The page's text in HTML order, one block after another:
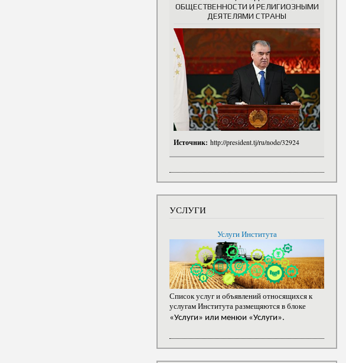
ОБЩЕСТВЕННОСТИ И РЕЛИГИОЗНЫМИ
ДЕЯТЕЛЯМИ СТРАНЫ
Источник: http://president.tj/ru/node/32924
УСЛУГИ
Услуги Института
Список услуг и объявлений относящихся к
услугам Института размещяются в блоке
«Услуги» или менюи «Услуги».